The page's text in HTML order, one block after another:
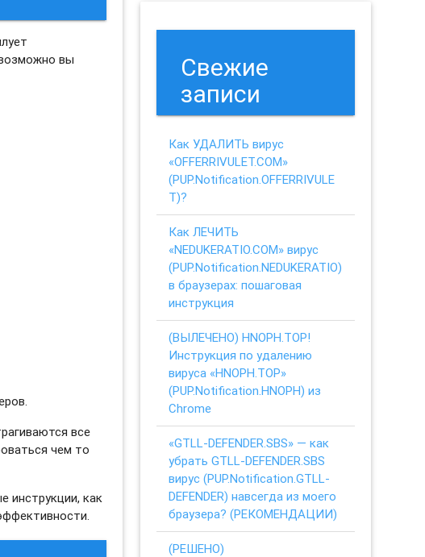
вы
все
чем то
инструкции, как
Свежие
записи
Как УДАЛИТЬ вирус
«OFFERRIVULET.COM»
(PUP.Notification.OFFERRIVULE
T)?
Как ЛЕЧИТЬ
«NEDUKERATIO.COM» вирус
(PUP.Notification.NEDUKERATIO)
в браузерах: пошаговая
инструкция
(ВЫЛЕЧЕНО) HNOPH.TOP!
Инструкция по удалению
вируса «HNOPH.TOP»
(PUP.Notification.HNOPH) из
Chrome
«GTLL-DEFENDER.SBS» — как
убрать GTLL-DEFENDER.SBS
вирус (PUP.Notification.GTLL-
DEFENDER) навсегда из моего
браузера? (РЕКОМЕНДАЦИИ)
(РЕШЕНО)